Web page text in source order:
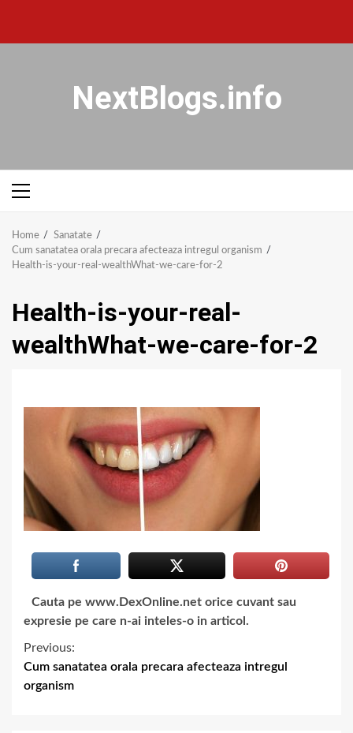
NextBlogs.info
Home
Sanatate
Cum sanatatea orala precara afecteaza intregul organism
Health-is-your-real-wealthWhat-we-care-for-2
Health-is-your-real-
wealthWhat-we-care-for-2
Cauta pe www.DexOnline.net orice cuvant sau
expresie pe care n-ai inteles-o in articol.
Previous:
Cum sanatatea orala precara afecteaza intregul
organism